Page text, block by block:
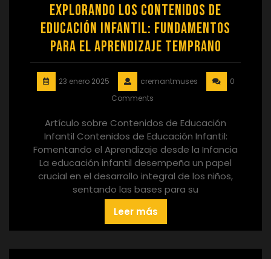
Explorando los Contenidos de
Educación Infantil: Fundamentos
para el Aprendizaje Temprano
23 enero 2025 cremantmuses
0
Comments
Artículo sobre Contenidos de Educación
Infantil Contenidos de Educación Infantil:
Fomentando el Aprendizaje desde la Infancia
La educación infantil desempeña un papel
crucial en el desarrollo integral de los niños,
sentando las bases para su
Leer más